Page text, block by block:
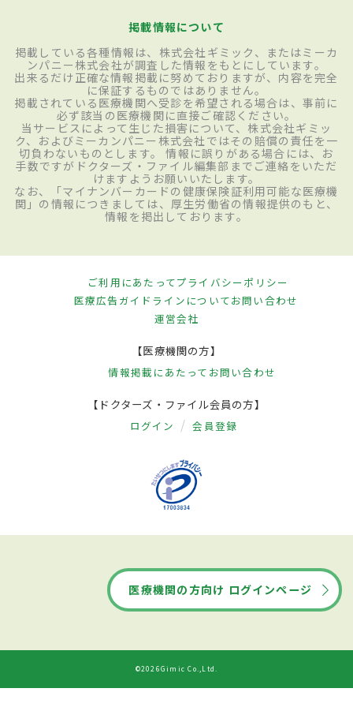
掲載情報について
掲載している各種情報は、株式会社ギミック、またはミーカ
ンパニー株式会社が調査した情報をもとにしています。
出来るだけ正確な情報掲載に努めておりますが、内容を完全
に保証するものではありません。
掲載されている医療機関へ受診を希望される場合は、事前に
必ず該当の医療機関に直接ご確認ください。
当サービスによって生じた損害について、株式会社ギミッ
ク、およびミーカンパニー株式会社ではその賠償の責任を一
切負わないものとします。 情報に誤りがある場合には、お
手数ですがドクターズ・ファイル編集部までご連絡をいただ
けますようお願いいたします。
なお、「マイナンバーカードの健康保険証利用可能な医療機
関」の情報につきましては、厚生労働省の情報提供のもと、
情報を掲出しております。
ご利用にあたってプライバシーポリシー
医療広告ガイドラインについてお問い合わせ
運営会社
【医療機関の方】
情報掲載にあたって お問い合わせ
【ドクターズ・ファイル会員の方】
ログイン 会員登録
医療機関の方向け ログインページ
©2026Gimic Co.,Ltd.